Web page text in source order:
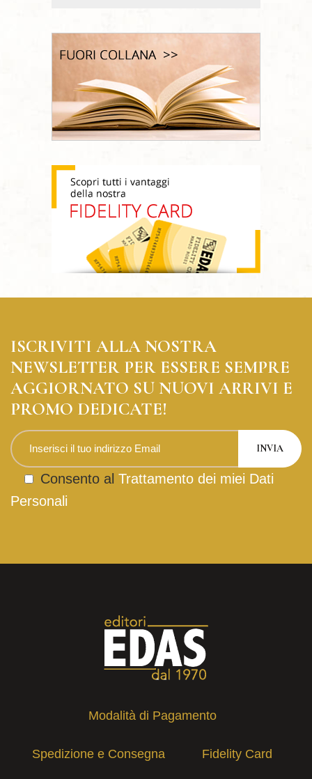
ISCRIVITI ALLA NOSTRA
NEWSLETTER PER ESSERE SEMPRE
AGGIORNATO SU NUOVI ARRIVI E
PROMO DEDICATE!
Consento al Trattamento dei miei Dati
Personali
Modalità di Pagamento
Spedizione e Consegna Fidelity Card